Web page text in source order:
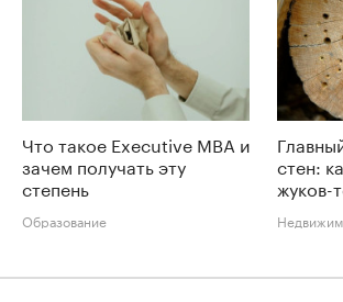
Что такое Executive MBA и
зачем получать эту
степень
Образование
стен:
жуков-